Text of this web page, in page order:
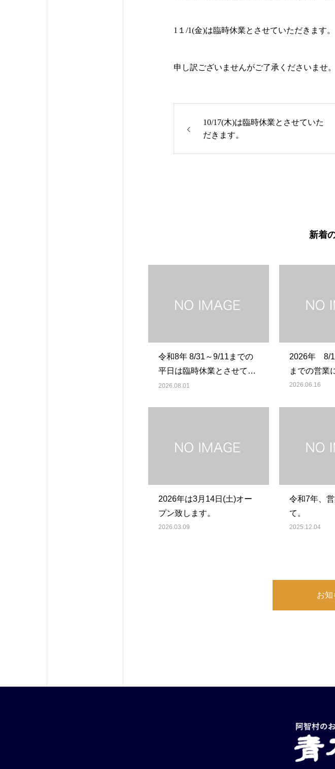
1１/1(金)は臨時休業とさせていただきます。
申し訳ございませんがご了承くださいませ。
10/17(木)は臨時休業とさせていた
だきます。
新着
令和8年 8/31～9/11までの
平日は臨時休業とさせてい
ただきます。
2026.08.01
2026年 8/
までの営業
2026.06.16
2026年は3月14日(土)オー
プン致します。
2026.03.09
令和7年、
て。
2025.12.04
お知